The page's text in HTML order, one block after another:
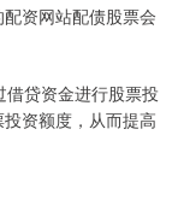
资网站配债股票会
借贷资金进行股票投
资额度，从而提高